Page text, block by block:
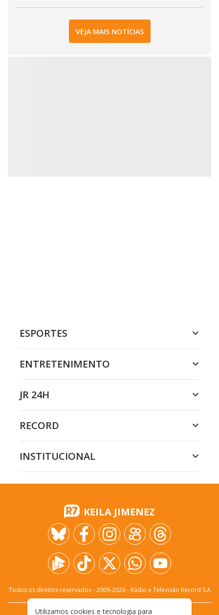
VEJA MAIS NOTÍCIAS
ESPORTES
ENTRETENIMENTO
JR 24H
RECORD
INSTITUCIONAL
KEILA JIMENEZ
Todos os direitos reservados - 2009-2026- Rádio e Televisão Record S.A
Utilizamos cookies e tecnologia para